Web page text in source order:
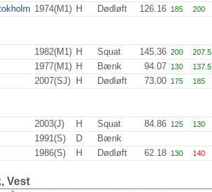
1974(M1) H Dødløft 126.16 185 200
1982(M1) H Squat 145.36 200 207.5
1977(M1) H Bænk 94.07 130 137.5
2007(SJ) H Dødløft 73.00 175 185
2003(J) H Squat 84.86 125 130
1991(S) D
Bænk
1986(S) H Dødløft 62.18 130 140
Vest